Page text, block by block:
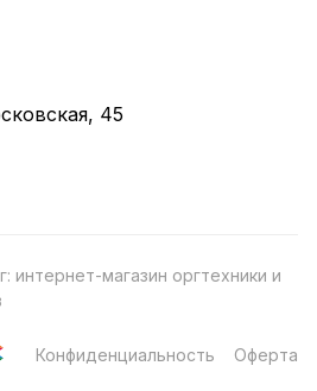
45
интернет-магазин оргтехники и
Конфиденциальность Оферта